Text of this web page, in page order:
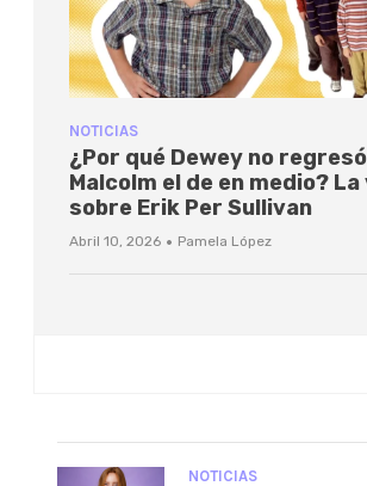
NOTICIAS
¿Por qué Dewey no
Malcolm el de en medio?
sobre Erik Per Sullivan
Abril 10, 2026 · Pamela López
NOTICIAS